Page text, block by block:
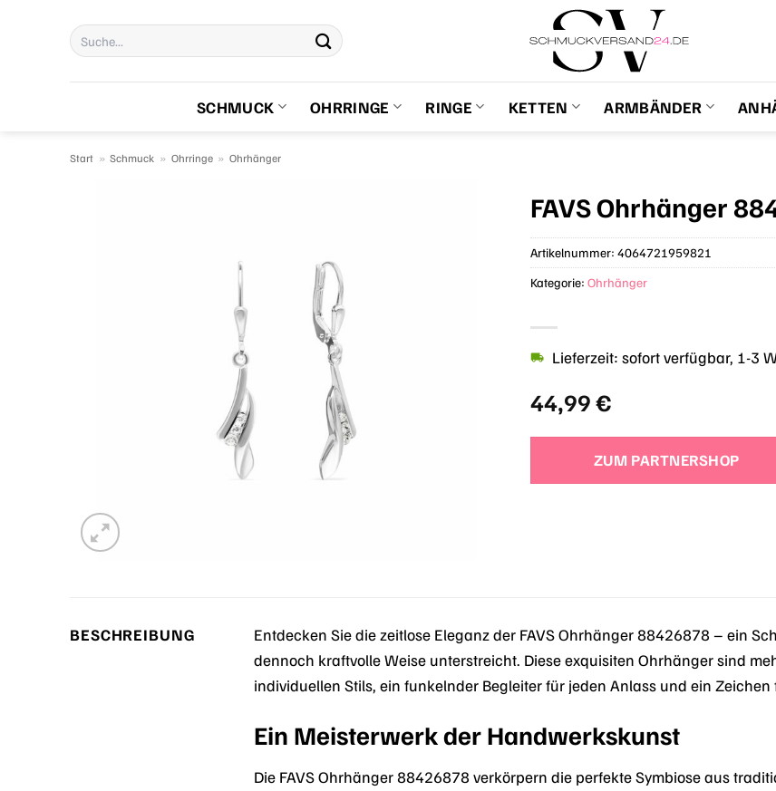
Suchen
nach:
SCHMUCK OHRRINGE RINGE KETTEN ARMBÄNDER
Start » Schmuck » Ohrringe » Ohrhänger
FAVS Ohrhänger
44,99€
Lieferzeit: sofort verfügbar, 1-3
ZUM PARTNERSHOP
Artikelnummer:4064721959821
Kategorie:Ohrhänger
BESCHREIBUNG
Entdecken Sie die zeitlose Eleganz der FAVS Ohrhänger 88426878 – ein
dennoch kraftvolle Weise unterstreicht. Diese exquisiten Ohrhänger sind
individuellen Stils, ein funkelnder Begleiter für jeden Anlass und ein
Ein Meisterwerk der Handwerkskunst
Die FAVS Ohrhänger 88426878 verkörpern die perfekte Symbiose aus